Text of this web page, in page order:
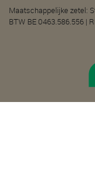
Maatschappelijke zetel:
BTW BE 0463.586.556 |